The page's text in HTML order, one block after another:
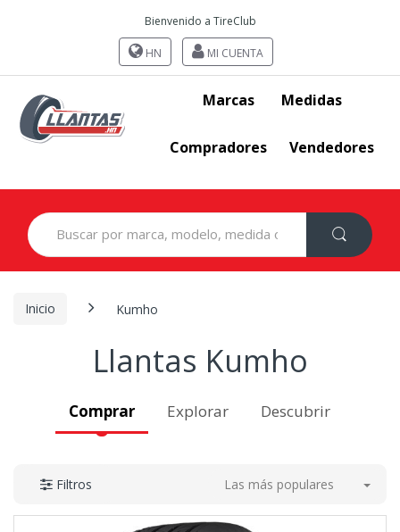
Bienvenido a TireClub
HN MI CUENTA
Marcas Medidas
Compradores Vendedores
Search
for:
Inicio Kumho
Llantas Kumho
Comprar Explorar Descubrir
Filtros Las más populares